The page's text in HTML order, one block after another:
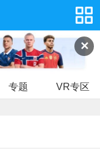
✕
专题 VR专区